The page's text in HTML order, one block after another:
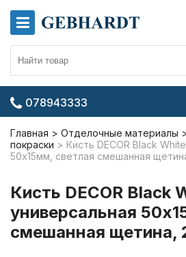
078943333
Главная Отделочные материалы
покраски
Кисть DECOR Black
50х15мм, светлая смешанная
Кисть DECOR Black
универсальная
смешанная щетина,